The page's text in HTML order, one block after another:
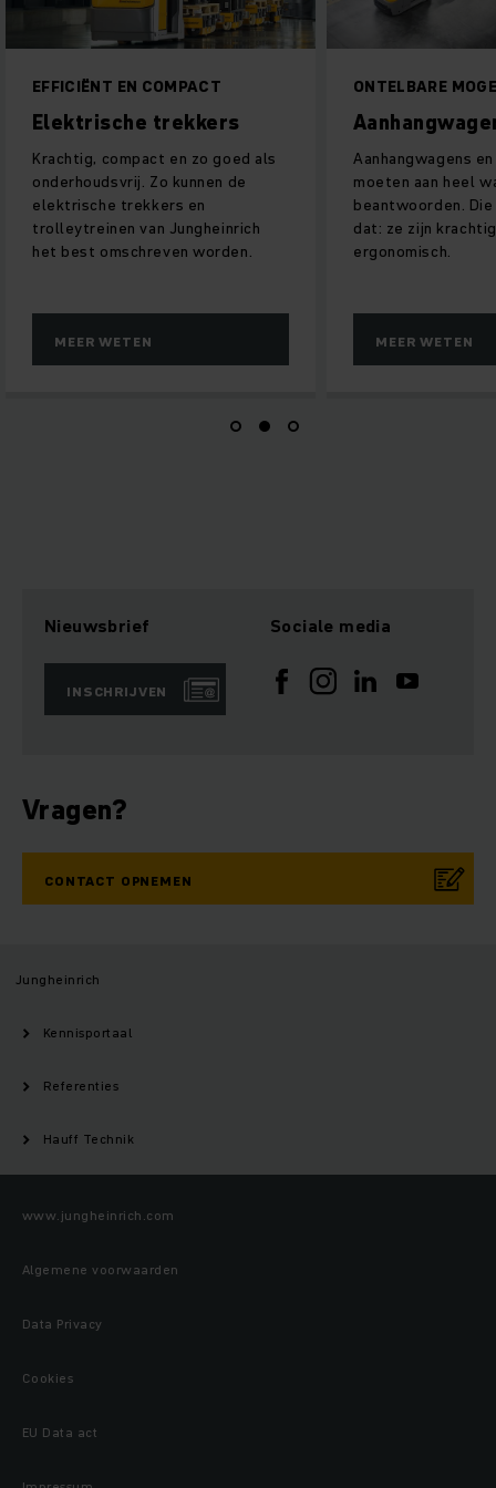
EFFICIËNT EN COMPACT
Elektrische trekkers
Krachtig, compact en zo goed als
onderhoudsvrij. Zo kunnen de
elektrische trekkers en
trolleytreinen van Jungheinrich
het best omschreven worden.
MEER WETEN
ONTELBARE
Aanhangwagens
moeten aan heel
beantwoorden.
dat: ze zijn
ergonomisch.
MEER WETEN
Nieuwsbrief
INSCHRIJVEN
Sociale media
Vragen?
CONTACT OPNEMEN
Jungheinrich
Kennisportaal
Referenties
Hauff Technik
www.jungheinrich.com
Algemene voorwaarden
Data Privacy
Cookies
EU Data act